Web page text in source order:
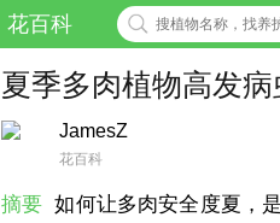
花百科
夏季多肉植物高发
JamesZ
花百科
摘要 如何让多肉安全度夏，